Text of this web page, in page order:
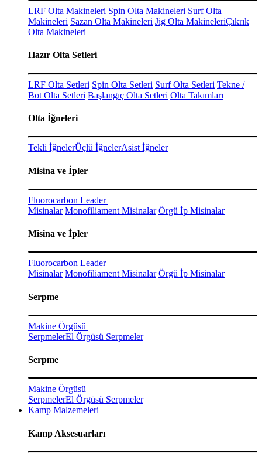
LRF Olta Makineleri Spin Olta Makineleri Surf Olta
Makineleri Sazan Olta Makineleri Jig Olta MakineleriÇıkrık
Olta Makineleri
Hazır Olta Setleri
LRF Olta Setleri Spin Olta Setleri Surf Olta Setleri Tekne /
Bot Olta Setleri Başlangıç Olta Setleri Olta Takımları
Olta İğneleri
Tekli İğnelerÜçlü İğnelerAsist İğneler
Misina ve İpler
Fluorocarbon Leader
Misinalar Monofiliament Misinalar Örgü İp Misinalar
Misina ve İpler
Fluorocarbon Leader
Misinalar Monofiliament Misinalar Örgü İp Misinalar
Serpme
Makine Örgüsü
SerpmelerEl Örgüsü Serpmeler
Serpme
Makine Örgüsü
SerpmelerEl Örgüsü Serpmeler
Kamp Malzemeleri
Kamp Aksesuarları